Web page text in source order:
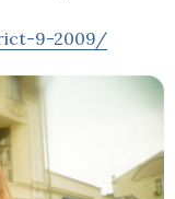
9-2009/